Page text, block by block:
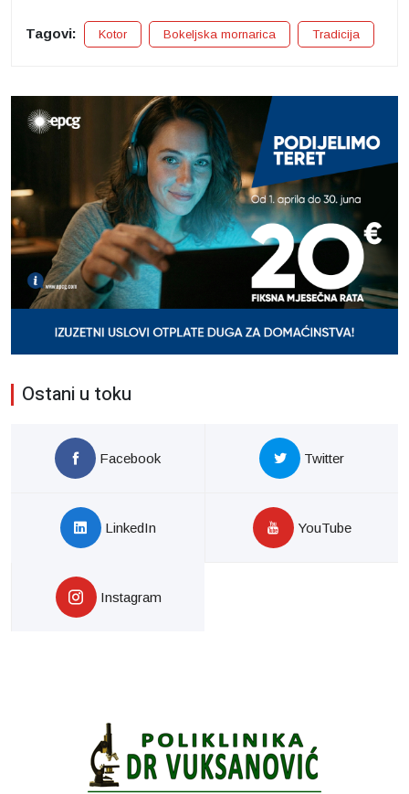
Tagovi: Kotor Bokeljska mornarica Tradicija
Ostani u toku
Facebook Twitter
LinkedIn YouTube
Instagram